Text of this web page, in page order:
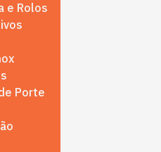
e Rolos
Porte